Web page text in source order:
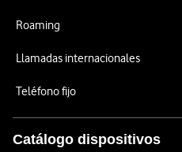
Roaming
Llamadas internacionales
Teléfono fijo
Catálogo dispositivos